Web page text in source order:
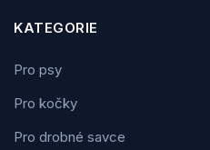
KATEGORIE
Pro psy
Pro kočky
Pro drobné savce